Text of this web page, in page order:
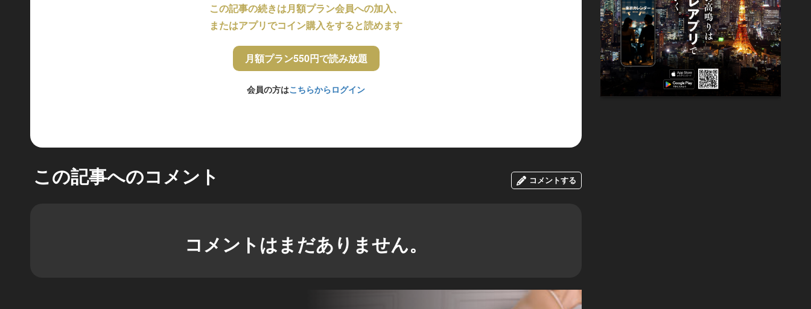
この記事の続きは月額プラン会員への加入、
またはアプリでコイン購入をすると読めます
月額プラン550円で読み放題
会員の方はこちらからログイン
この記事へのコメント コメントする
コメントはまだありません。